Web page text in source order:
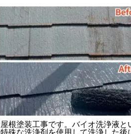
屋根塗装工事です。バイオ洗浄液と
特殊な洗浄剤を使用して洗浄した後